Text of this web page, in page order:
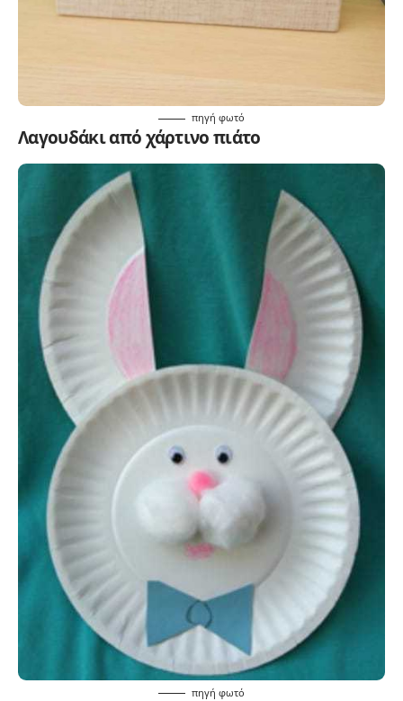
πηγή φωτό
Λαγουδάκι από χάρτινο πιάτο
πηγή φωτό